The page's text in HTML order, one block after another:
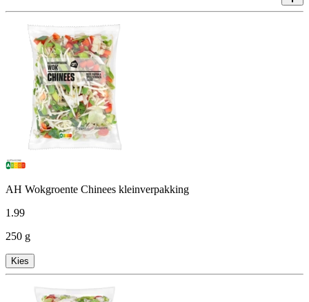
AH Wokgroente Chinees kleinverpakking
1.99
250 g
Kies